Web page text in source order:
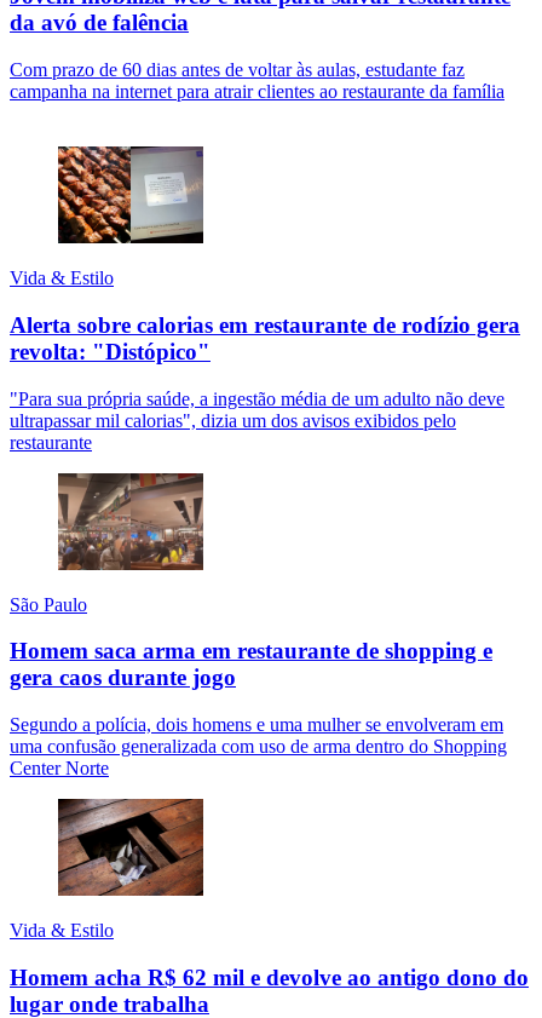
da avó de falência
Com prazo de 60 dias antes de voltar às aulas, estudante faz
campanha na internet para atrair clientes ao restaurante da família
Vida & Estilo
Alerta sobre calorias em restaurante de rodízio gera
revolta: "Distópico"
"Para sua própria saúde, a ingestão média de um adulto não deve
ultrapassar mil calorias", dizia um dos avisos exibidos pelo
restaurante
São Paulo
Homem saca arma em restaurante de shopping e
gera caos durante jogo
Segundo a polícia, dois homens e uma mulher se envolveram em
uma confusão generalizada com uso de arma dentro do Shopping
Center Norte
Vida & Estilo
Homem acha R$ 62 mil e devolve ao antigo dono do
lugar onde trabalha